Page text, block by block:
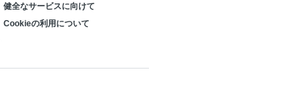
健全なサービスに向けて
Cookieの利用について